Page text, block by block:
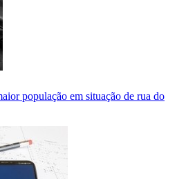
população em situação de rua do